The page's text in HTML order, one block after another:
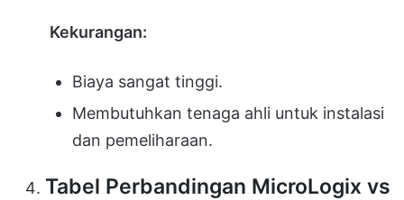
Kekurangan:
Biaya sangat tinggi.
Membutuhkan tenaga ahli untuk instalasi
dan pemeliharaan.
Tabel Perbandingan MicroLogix vs